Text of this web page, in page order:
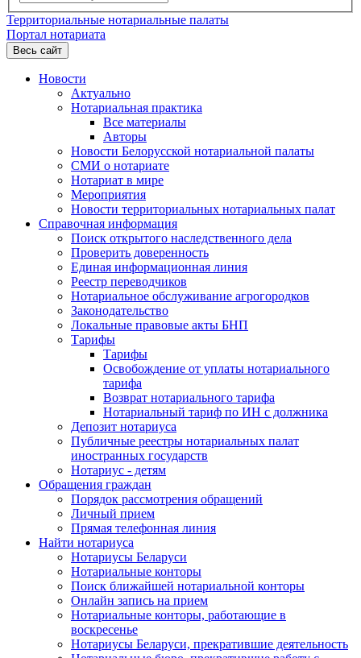
Территориальные нотариальные палаты
Портал нотариата
Весь сайт
Новости
Актуально
Нотариальная практика
Все материалы
Авторы
Новости Белорусской нотариальной палаты
СМИ о нотариате
Нотариат в мире
Мероприятия
Новости территориальных нотариальных палат
Справочная информация
Поиск открытого наследственного дела
Проверить доверенность
Единая информационная линия
Реестр переводчиков
Нотариальное обслуживание агрогородков
Законодательство
Локальные правовые акты БНП
Тарифы
Тарифы
Освобождение от уплаты нотариального
тарифа
Возврат нотариального тарифа
Нотариальный тариф по ИН с должника
Депозит нотариуса
Публичные реестры нотариальных палат
иностранных государств
Нотариус - детям
Обращения граждан
Порядок рассмотрения обращений
Личный прием
Прямая телефонная линия
Найти нотариуса
Нотариусы Беларуси
Нотариальные конторы
Поиск ближайшей нотариальной конторы
Онлайн запись на прием
Нотариальные конторы, работающие в
воскресенье
Нотариусы Беларуси, прекратившие деятельность